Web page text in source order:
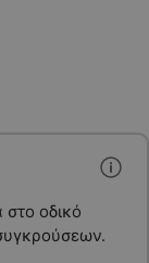
στο οδικό